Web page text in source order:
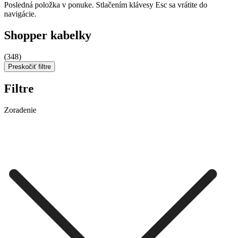
Posledná položka v ponuke. Stlačením klávesy Esc sa vrátite do
navigácie.
Shopper kabelky
(348)
Preskočiť filtre
Filtre
Zoradenie